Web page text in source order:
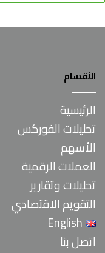
الأقسام
الرئيسية
تحليلات الفوركس
الأسهم
العملات الرقمية
تحليلات وتقارير
التقويم الاقتصادي
English
اتصل بنا